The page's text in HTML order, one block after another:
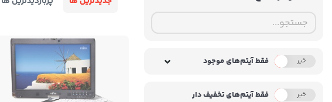
بله خیر فقط آیتم‌های موجود
بله خیر فقط آیتم‌های تخفیف دار